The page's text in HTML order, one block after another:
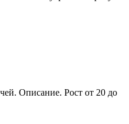
Описание. Рост от 20 до